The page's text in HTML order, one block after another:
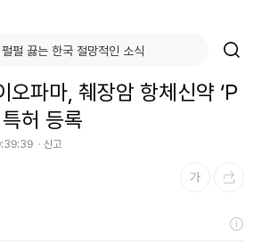
오파마, 췌장암 항체신약 ‘P
허 등록
신고